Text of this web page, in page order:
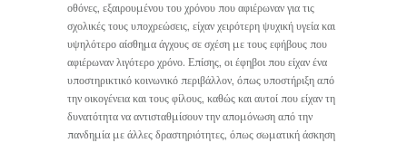
οθόνες, εξαιρουμένου του χρόνου που αφιέρωναν για τις
σχολικές τους υποχρεώσεις, είχαν χειρότερη ψυχική υγεία και
υψηλότερο αίσθημα άγχους σε σχέση με τους εφήβους που
αφιέρωναν λιγότερο χρόνο. Επίσης, οι έφηβοι που είχαν ένα
υποστηρικτικό κοινωνικό περιβάλλον, όπως υποστήριξη από
την οικογένεια και τους φίλους, καθώς και αυτοί που είχαν τη
δυνατότητα να αντισταθμίσουν την απομόνωση από την
πανδημία με άλλες δραστηριότητες, όπως σωματική άσκηση